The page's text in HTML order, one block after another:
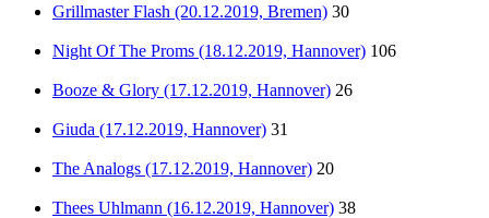
Grillmaster Flash (20.12.2019, Bremen) 30
Night Of The Proms (18.12.2019, Hannover) 106
Booze & Glory (17.12.2019, Hannover) 26
Giuda (17.12.2019, Hannover) 31
The Analogs (17.12.2019, Hannover) 20
Thees Uhlmann (16.12.2019, Hannover) 38